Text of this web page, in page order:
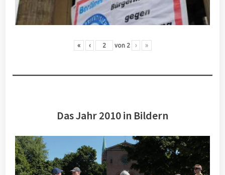
« ‹ von 2 › »
Das Jahr 2010 in Bildern